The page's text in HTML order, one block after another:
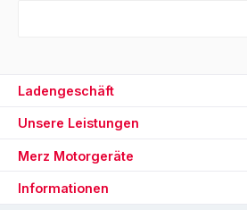
Ladengeschäft
Unsere Leistungen
Merz Motorgeräte
Informationen